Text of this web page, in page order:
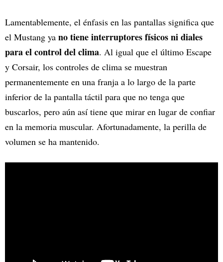
Lamentablemente, el énfasis en las pantallas significa que
el Mustang ya no tiene interruptores físicos ni diales
para el control del clima. Al igual que el último Escape
y Corsair, los controles de clima se muestran
permanentemente en una franja a lo largo de la parte
inferior de la pantalla táctil para que no tenga que
buscarlos, pero aún así tiene que mirar en lugar de confiar
en la memoria muscular. Afortunadamente, la perilla de
volumen se ha mantenido.